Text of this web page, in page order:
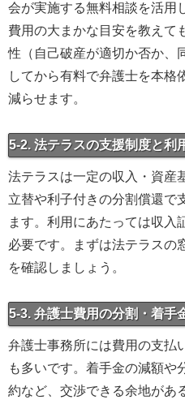
会が実施する無料相談を活用
費用の大まかな目安を教えて
性（自己破産が適切か否か、
してから有料で弁護士を本格
減らせます。
5-2. 法テラスの支援制度と利
法テラスは一定の収入・資産
立替や利子付きの分割償還で
ます。利用にあたっては収入
必要です。まずは法テラスの
を確認しましょう。
5-3. 弁護士費用の分割・着手
弁護士事務所には費用の支払
も多いです。着手金の減額や
約など、交渉できる余地があ